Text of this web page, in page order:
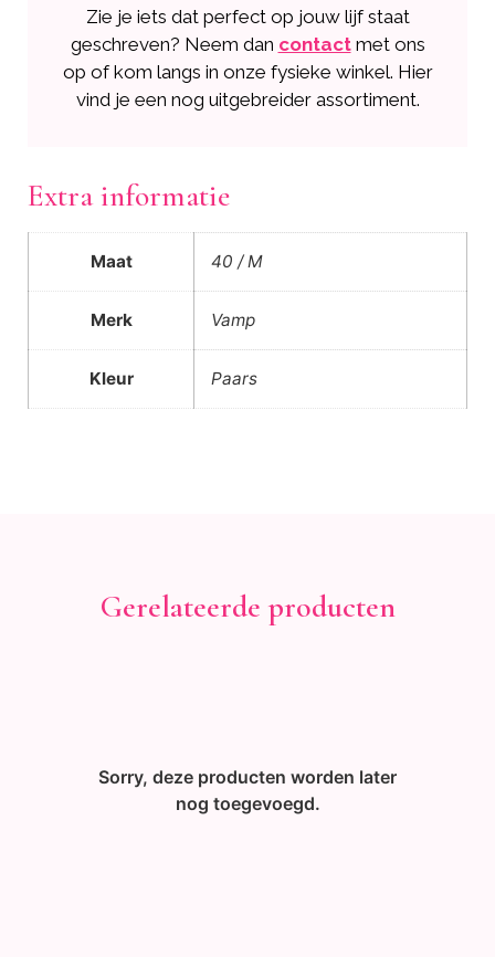
Zie je iets dat perfect op jouw lijf staat
geschreven? Neem dan contact met ons
op of kom langs in onze fysieke winkel. Hier
vind je een nog uitgebreider assortiment.
Extra informatie
Maat 40 / M
Merk Vamp
Kleur Paars
Gerelateerde producten
Sorry, deze producten worden later
nog toegevoegd.